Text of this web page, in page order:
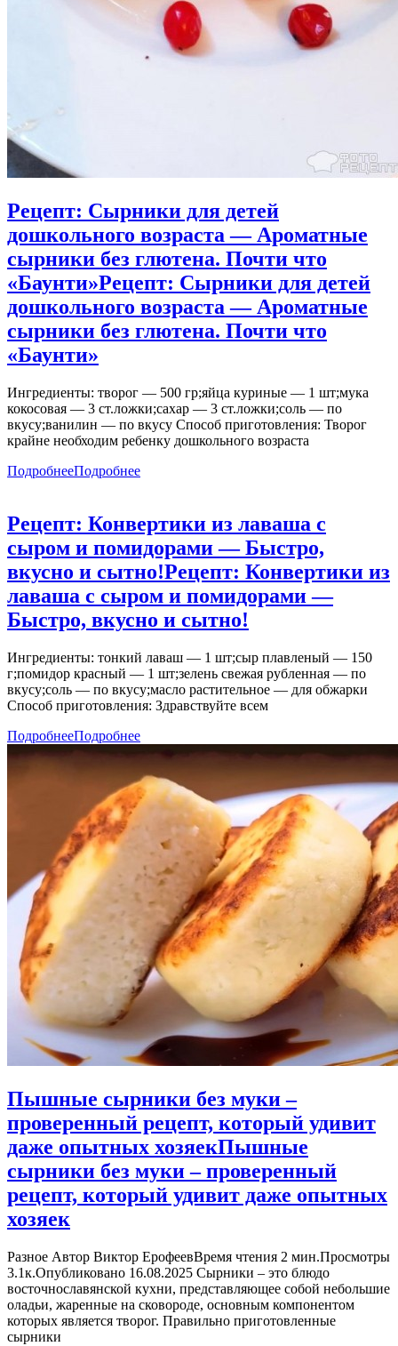
Рецепт: Сырники для детей
дошкольного возраста — Ароматные
сырники без глютена. Почти что
«Баунти»Рецепт: Сырники для детей
дошкольного возраста — Ароматные
сырники без глютена. Почти что
«Баунти»
Ингредиенты: творог — 500 гр;яйца куриные — 1 шт;мука
кокосовая — 3 ст.ложки;сахар — 3 ст.ложки;соль — по
вкусу;ванилин — по вкусу Способ приготовления: Творог
крайне необходим ребенку дошкольного возраста
ПодробнееПодробнее
Рецепт: Конвертики из лаваша с
сыром и помидорами — Быстро,
вкусно и сытно!Рецепт: Конвертики из
лаваша с сыром и помидорами —
Быстро, вкусно и сытно!
Ингредиенты: тонкий лаваш — 1 шт;сыр плавленый — 150
г;помидор красный — 1 шт;зелень свежая рубленная — по
вкусу;соль — по вкусу;масло растительное — для обжарки
Способ приготовления: Здравствуйте всем
ПодробнееПодробнее
Пышные сырники без муки –
проверенный рецепт, который удивит
даже опытных хозяекПышные
сырники без муки – проверенный
рецепт, который удивит даже опытных
хозяек
Разное Автор Виктор ЕрофеевВремя чтения 2 мин.Просмотры
3.1к.Опубликовано 16.08.2025 Сырники – это блюдо
восточнославянской кухни, представляющее собой небольшие
оладьи, жаренные на сковороде, основным компонентом
которых является творог. Правильно приготовленные
сырники